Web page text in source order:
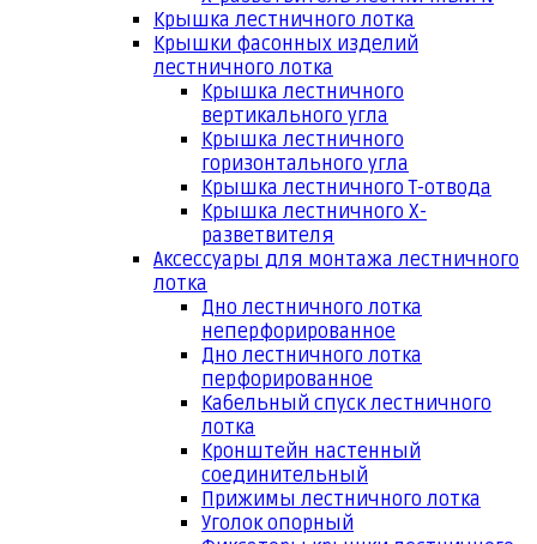
Крышка лестничного лотка
Крышки фасонных изделий
лестничного лотка
Крышка лестничного
вертикального угла
Крышка лестничного
горизонтального угла
Крышка лестничного Т-отвода
Крышка лестничного Х-
разветвителя
Аксессуары для монтажа лестничного
лотка
Дно лестничного лотка
неперфорированное
Дно лестничного лотка
перфорированное
Кабельный спуск лестничного
лотка
Кронштейн настенный
соединительный
Прижимы лестничного лотка
Уголок опорный